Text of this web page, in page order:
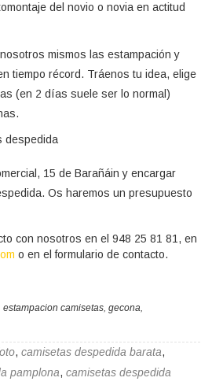
del novio o novia en actitud
mismos las estampación y
tiempo récord. Tráenos tu idea, elige
(en 2 días suele ser lo normal)
15 de Barañáin y encargar
Os haremos un presupuesto
con nosotros en el 948 25 81 81, en
o en el formulario de contacto.
estampacion camisetas, gecona,
, camisetas despedida barata,
pamplona, camisetas despedida